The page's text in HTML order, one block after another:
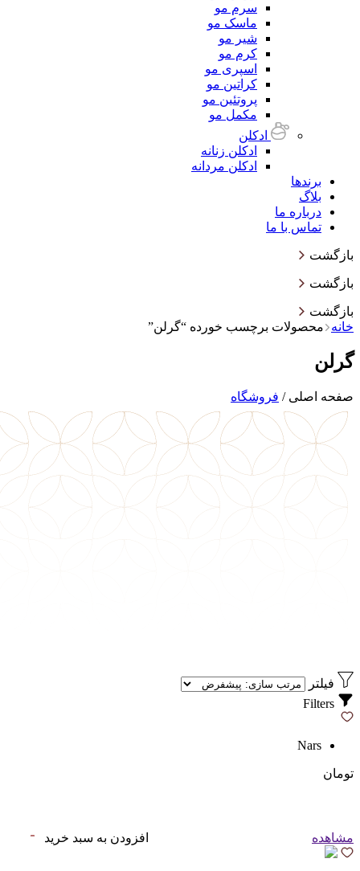
سرم مو
ماسک مو
شیر مو
کرم مو
اسپری مو
کراتین مو
پروتئین مو
مکمل مو
ادکلن
ادکلن زنانه
ادکلن مردانه
برندها
بلاگ
درباره ما
تماس با ما
بازگشت
بازگشت
بازگشت
خانه
محصولات برچسب خورده “گرلن”
گرلن
صفحه اصلی / فروشگاه
فیلتر
Nars
تومان
مشاهده افزودن به سبد خرید